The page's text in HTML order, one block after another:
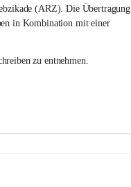
(ARZ). Die Übertragung
in Kombination mit einer
zu entnehmen.